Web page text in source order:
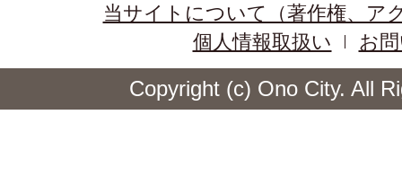
当サイトについて（著作権、ア
個人情報取扱い
お
Copyright (c) Ono City. All